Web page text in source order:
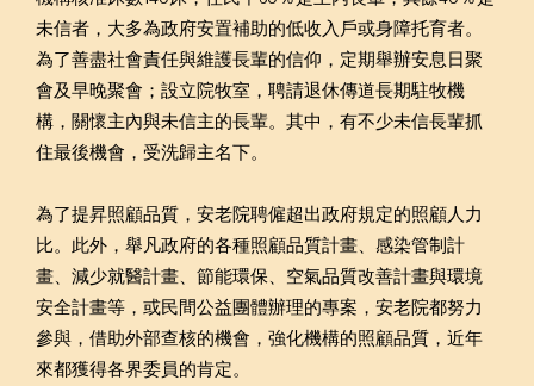
未信者，大多為政府安置補助的低收入戶或身障托育者。
為了善盡社會責任與維護長輩的信仰，定期舉辦安息日聚
會及早晚聚會；設立院牧室，聘請退休傳道長期駐牧機
構，關懷主內與未信主的長輩。其中，有不少未信長輩抓
住最後機會，受洗歸主名下。
為了提昇照顧品質，安老院聘僱超出政府規定的照顧人力
比。此外，舉凡政府的各種照顧品質計畫、感染管制計
畫、減少就醫計畫、節能環保、空氣品質改善計畫與環境
安全計畫等，或民間公益團體辦理的專案，安老院都努力
參與，借助外部查核的機會，強化機構的照顧品質，近年
來都獲得各界委員的肯定。